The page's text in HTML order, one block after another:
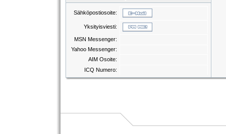
Sähköpostiosoite:
Yksityisviesti:
MSN Messenger:
Yahoo Messenger:
AIM Osoite:
ICQ Numero: